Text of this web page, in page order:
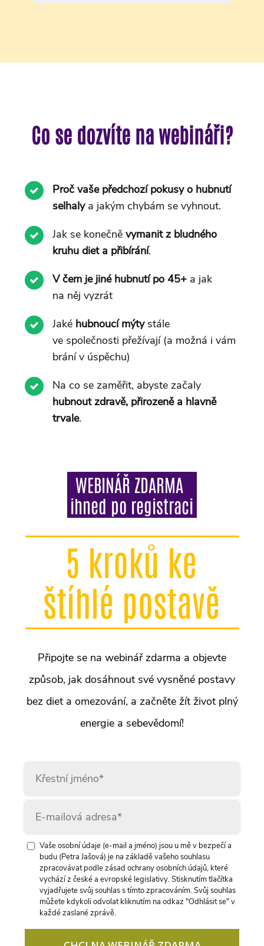
Co se dozvíte na webináři?
Proč vaše předchozí pokusy o hubnutí
selhaly a jakým chybám se vyhnout.
Jak se konečněvymanit z bludného
kruhu diet a přibírání.
V čem je jiné hubnutí po 45+ a jak
na něj vyzrát
Jaké hubnoucí mýty stále
ve společnosti přežívají (a možná i vám
brání v úspěchu)
Na co se zaměřit, abyste začaly
hubnout zdravě, přirozeně a hlavně
trvale.
WEBINÁŘ ZDARMA
ihned po registraci
5 kroků ke
štíhlé postavě
Připojte se na webinář zdarma a objevte
způsob, jak dosáhnout své vysněné postavy
bez diet a omezování, a začněte žít život plný
energie a sebevědomí!
Vaše osobní údaje (e-mail a jméno) jsou u mě v bezpečí a
budu (Petra Jašová) je na základě vašeho souhlasu
zpracovávat podle zásad ochrany osobních údajů, které
vychází z české a evropské legislativy. Stisknutím tlačítka
vyjadřujete svůj souhlas s tímto zpracováním. Svůj souhlas
můžete kdykoli odvolat kliknutím na odkaz "Odhlásit se" v
každé zaslané zprávě.